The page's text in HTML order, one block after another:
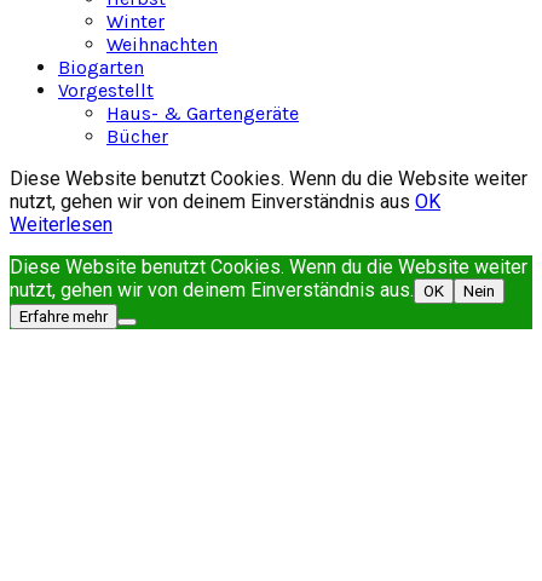
Winter
Weihnachten
Biogarten
Vorgestellt
Haus- & Gartengeräte
Bücher
Diese Website benutzt Cookies. Wenn du die Website weiter
nutzt, gehen wir von deinem Einverständnis aus OK
Weiterlesen
Diese Website benutzt Cookies. Wenn du die Website weiter
nutzt, gehen wir von deinem Einverständnis aus. OK
Nein
Erfahre mehr